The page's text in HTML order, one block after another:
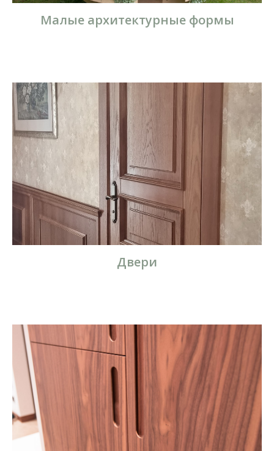
Малые архитектурные формы
Двери